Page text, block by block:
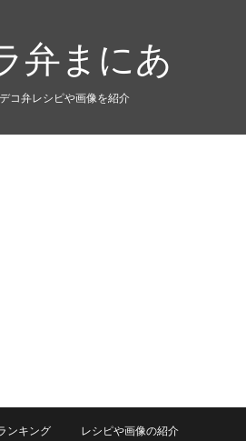
弁まにあ
コ弁レシピや画像を紹介
ンキング レシピや画像の紹介